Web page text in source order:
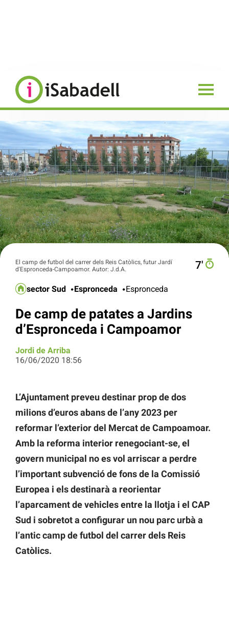
El camp de futbol del carrer dels Reis Catòlics, futur Jardí
d'Espronceda-Campoamor. Autor: J.d.A.
7′
sector Sud Espronceda Espronceda
De camp de patates a Jardins
d’Espronceda i Campoamor
Jordi de Arriba
16/06/2020 18:56
L’Ajuntament preveu destinar prop de dos
milions d’euros abans de l’any 2023 per
reformar l’exterior del Mercat de Campoamoar.
Amb la reforma interior renegociant-se, el
govern municipal no es vol arriscar a perdre
l’important subvenció de fons de la Comissió
Europea i els destinarà a reorientar
l’aparcament de vehicles entre la llotja i el CAP
Sud i sobretot a configurar un nou parc urbà a
l’antic camp de futbol del carrer dels Reis
Catòlics.